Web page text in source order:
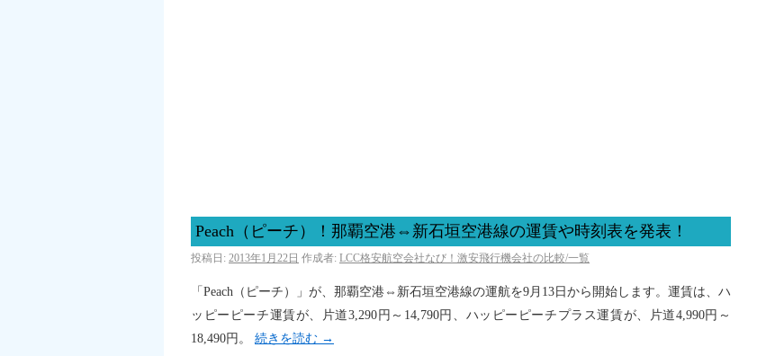
Peach（ピーチ）！那覇空港⇔新石垣空港線の運賃や時刻表を発表！
投稿日: 2013年1月22日 作成者: LCC格安航空会社なび！激安飛行機会社の比較/一覧
「Peach（ピーチ）」が、那覇空港⇔新石垣空港線の運航を9月13日から開始します。運賃は、ハ
ッピーピーチ運賃が、片道3,290円～14,790円、ハッピーピーチプラス運賃が、片道4,990円～
18,490円。 続きを読む →